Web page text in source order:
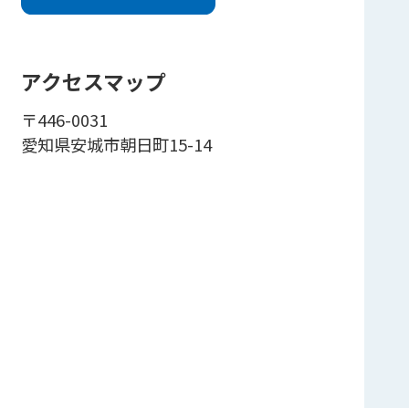
アクセスマップ
〒446-0031
愛知県安城市朝日町15-14